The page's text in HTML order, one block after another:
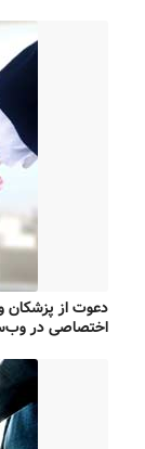
دعوت از پزشکان
اختصاصی در